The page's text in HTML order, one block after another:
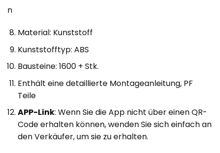
n
Material: Kunststoff
Kunststofftyp: ABS
Bausteine: 1600 + Stk.
Enthält eine detaillierte Montageanleitung, PF
Teile
APP-Link: Wenn Sie die App nicht über einen QR-
Code erhalten können, wenden Sie sich einfach an
den Verkäufer, um sie zu erhalten.